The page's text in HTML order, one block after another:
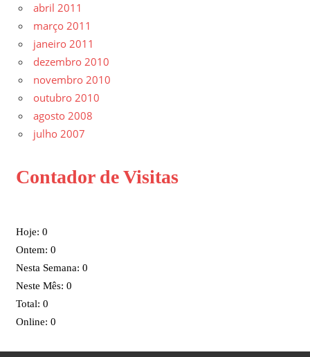
abril 2011
março 2011
janeiro 2011
dezembro 2010
novembro 2010
outubro 2010
agosto 2008
julho 2007
Contador de Visitas
Hoje: 0
Ontem: 0
Nesta Semana: 0
Neste Mês: 0
Total: 0
Online: 0